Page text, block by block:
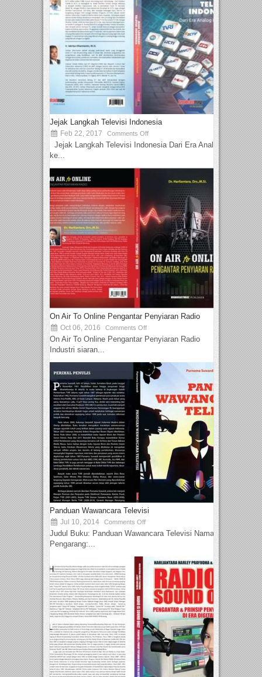
Jejak Langkah Televisi Indonesia
Feb 22, 2017 Comments Off
Jejak Langkah Televisi Indonesia Dari Era Analog
ke...
On Air To Online Pengantar Penyiaran Radio
Oct 06, 2016 Comments Off
On Air To Online Pengantar Penyiaran Radio
Industri siaran...
Panduan Wawancara Televisi
Jul 10, 2014 Comments Off
Judul Buku: Panduan Wawancara Televisi Nama
Pengarang:...